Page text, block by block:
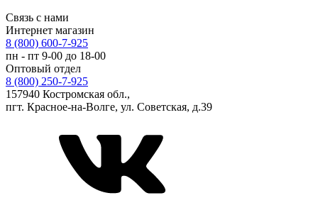
Связь с нами
Интернет магазин
8 (800) 600-7-925
пн - пт 9-00 до 18-00
Оптовый отдел
8 (800) 250-7-925
157940 Костромская обл.,
пгт. Красное-на-Волге, ул. Советская, д.39